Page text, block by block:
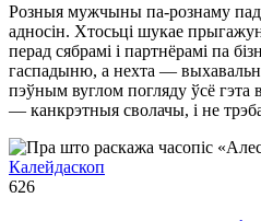
Розныя мужчыны па-рознаму
адносін. Хтосьці шукае
перад сябрамі і партнёрамі па
гаспадыню, а нехта —
пэўным вуглом погляду ўсё
— канкрэтныя сволачы, і не трэба
Калейдаскоп
626